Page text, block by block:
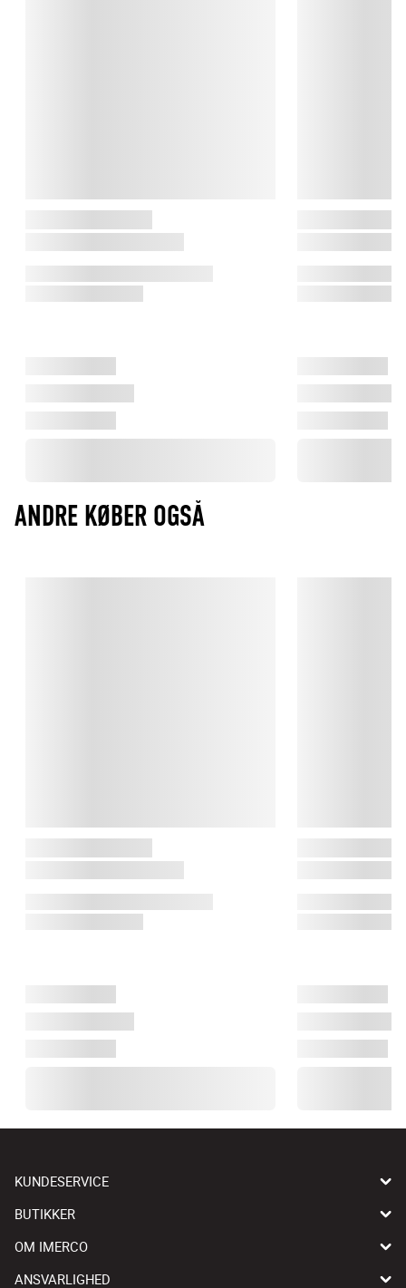
ANDRE KØBER OGSÅ
KUNDESERVICE
BUTIKKER
OM IMERCO
ANSVARLIGHED